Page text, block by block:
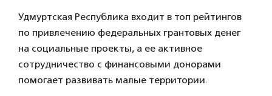
Удмуртская Республика входит в топ рейтингов
по привлечению федеральных грантовых денег
на социальные проекты, а ее активное
сотрудничество с финансовыми донорами
помогает развивать малые территории.